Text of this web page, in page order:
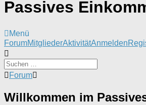
Passives
Menü
Forum-
Navigation
ForumMitgliederAktivitätAnmelden
Forum-
-
Du
Forum
Willkommen im